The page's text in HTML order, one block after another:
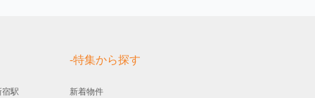
駅
-特集から探す
新着物件